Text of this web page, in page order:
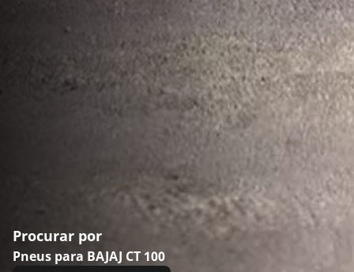
Procurar por
Pneus para BAJAJ CT 100